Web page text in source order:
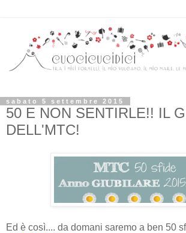
sabato 5 settembre 2015
50 E NON SENTIRLE!! IL
DELL'MTC!
Ed è così.... da domani saremo a ben 50